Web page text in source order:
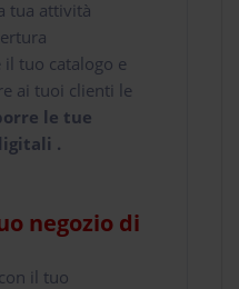
tua attività
il tuo catalogo e
ai tuoi clienti le
le tue
.
negozio di
il tuo